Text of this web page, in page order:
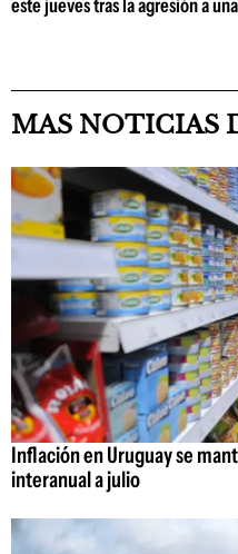
este jueves tras la agresión a
MAS NOTICIAS
Inflación en Uruguay se
interanual a julio